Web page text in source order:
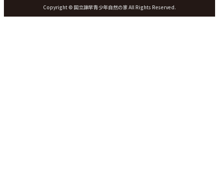
Copyright © 国立諫早青少年自然の家 All Rights Reserved.